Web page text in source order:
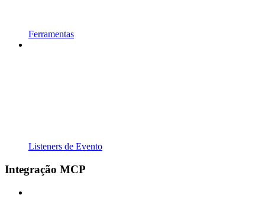
Ferramentas
Listeners de Evento
Integração MCP